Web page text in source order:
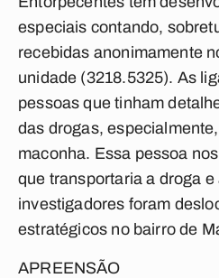
especiais contando,
recebidas anonimamente
unidade (3218.5325). As
pessoas que tinham
das drogas,
maconha. Essa pessoa
que transportaria a droga
investigadores foram
estratégicos no bairro de
APREENSÃO